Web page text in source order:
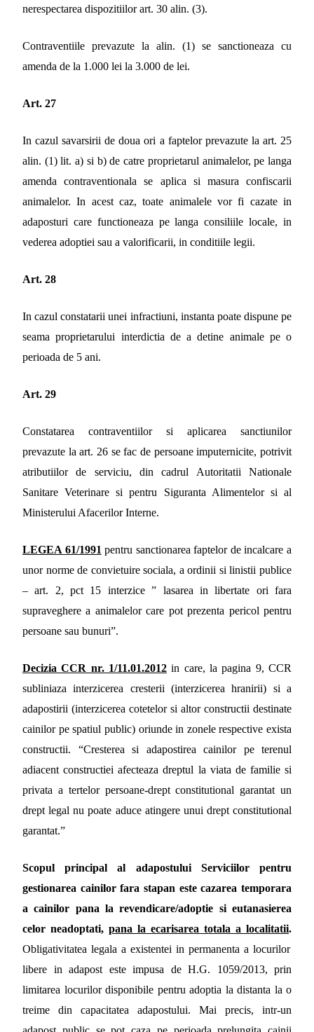
nerespectarea dispozitiilor art. 30 alin. (3).
Contraventiile prevazute la alin. (1) se sanctioneaza cu
amenda de la 1.000 lei la 3.000 de lei.
Art. 27
In cazul savarsirii de doua ori a faptelor prevazute la art. 25
alin. (1) lit. a) si b) de catre proprietarul animalelor, pe langa
amenda contraventionala se aplica si masura confiscarii
animalelor. In acest caz, toate animalele vor fi cazate in
adaposturi care functioneaza pe langa consiliile locale, in
vederea adoptiei sau a valorificarii, in conditiile legii.
Art. 28
In cazul constatarii unei infractiuni, instanta poate dispune pe
seama proprietarului interdictia de a detine animale pe o
perioada de 5 ani.
Art. 29
Constatarea contraventiilor si aplicarea sanctiunilor
prevazute la art. 26 se fac de persoane imputernicite, potrivit
atributiilor de serviciu, din cadrul Autoritatii Nationale
Sanitare Veterinare si pentru Siguranta Alimentelor si al
Ministerului Afacerilor Interne.
LEGEA 61/1991 pentru sanctionarea faptelor de incalcare a
unor norme de convietuire sociala, a ordinii si linistii publice
– art. 2, pct 15 interzice ” lasarea in libertate ori fara
supraveghere a animalelor care pot prezenta pericol pentru
persoane sau bunuri”.
Decizia CCR nr. 1/11.01.2012 in care, la pagina 9, CCR
subliniaza interzicerea cresterii (interzicerea hranirii) si a
adapostirii (interzicerea cotetelor si altor constructii destinate
cainilor pe spatiul public) oriunde in zonele respective exista
constructii. “Cresterea si adapostirea cainilor pe terenul
adiacent constructiei afecteaza dreptul la viata de familie si
privata a tertelor persoane-drept constitutional garantat un
drept legal nu poate aduce atingere unui drept constitutional
garantat.”
Scopul principal al adapostului Serviciilor pentru
gestionarea cainilor fara stapan este cazarea temporara
a cainilor pana la revendicare/adoptie si eutanasierea
celor neadoptati, pana la ecarisarea totala a localitatii.
Obligativitatea legala a existentei in permanenta a locurilor
libere in adapost este impusa de H.G. 1059/2013, prin
limitarea locurilor disponibile pentru adoptia la distanta la o
treime din capacitatea adapostului. Mai precis, intr-un